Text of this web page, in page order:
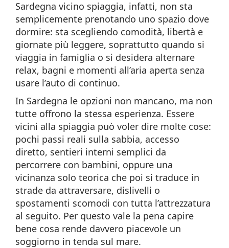
Sardegna vicino spiaggia, infatti, non sta
semplicemente prenotando uno spazio dove
dormire: sta scegliendo comodità, libertà e
giornate più leggere, soprattutto quando si
viaggia in famiglia o si desidera alternare
relax, bagni e momenti all’aria aperta senza
usare l’auto di continuo.
In Sardegna le opzioni non mancano, ma non
tutte offrono la stessa esperienza. Essere
vicini alla spiaggia può voler dire molte cose:
pochi passi reali sulla sabbia, accesso
diretto, sentieri interni semplici da
percorrere con bambini, oppure una
vicinanza solo teorica che poi si traduce in
strade da attraversare, dislivelli o
spostamenti scomodi con tutta l’attrezzatura
al seguito. Per questo vale la pena capire
bene cosa rende davvero piacevole un
soggiorno in tenda sul mare.